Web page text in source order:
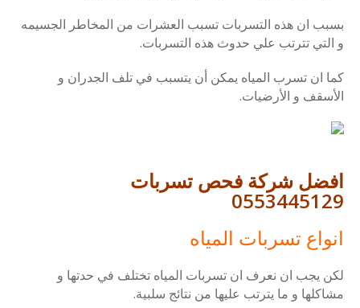
بسبب ان هذه التسربات تسبب العشرات من المخاطر الجسيمه
و التي تترتب علي حدوث هذه التسربات.
كما ان تسرب المياه يمكن أن يتسبب في تلف الجدران و
الأسقف و الأرضيات.
افضل شركة فحص تسربات
0553445129
انواع تسربات المياه
لكن يجب ان نعرف ان تسربات المياه تختلف في حدتها و
مشاكلها و ما يترتب عليها من نتائج سلبية.